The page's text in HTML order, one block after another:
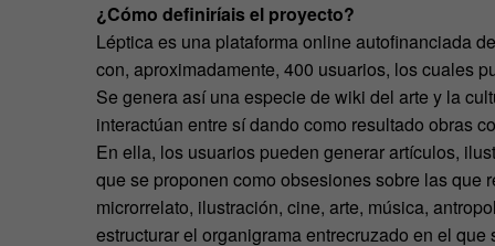
¿Cómo definiríais el proyecto?
Léptica es una plataforma online autofinanciada
con, aproximadamente, 400 usuarios, los cuales
Se genera así una especie de wiki del arte y la
interactúan entre sí dando como resultado obras
En ella, los usuarios pueden generar artículos,
que se proponen como obsesiones sobre las que
microrrelato, ilustración, cine, arte, música,
estructurar el organigrama entrecruzado en el